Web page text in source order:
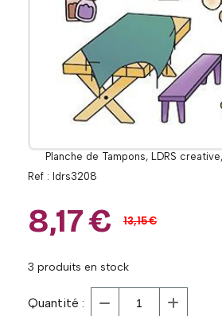
Planche de Tampons, LDRS
Ref : ldrs3208
8,17€ 13,15€
3 produits en stock
Quantité :